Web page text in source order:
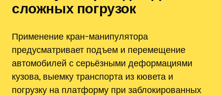
сложных погрузок
Применение кран-манипулятора
предусматривает подъем и перемещение
автомобилей с серьёзными деформациями
кузова, выемку транспорта из кювета и
погрузку на платформу при заблокированных